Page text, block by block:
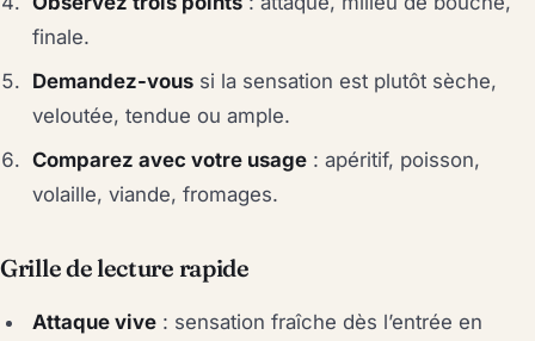
finale.
Demandez-vous si la sensation est plutôt sèche,
veloutée, tendue ou ample.
Comparez avec votre usage : apéritif, poisson,
volaille, viande, fromages.
Grille de lecture rapide
Attaque vive : sensation fraîche dès l’entrée en